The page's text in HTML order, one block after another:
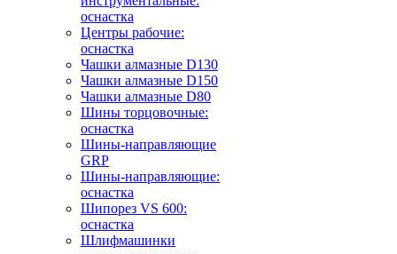
оснастка
Центры рабочие:
оснастка
Чашки алмазные D130
Чашки алмазные D150
Чашки алмазные D80
Шины торцовочные:
оснастка
Шины-направляющие
GRP
Шины-направляющие:
оснастка
Шипорез VS 600:
оснастка
Шлифмашинки